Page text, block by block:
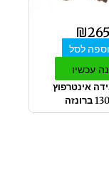
₪265
לסל
עכשיו
אינטרפוץ